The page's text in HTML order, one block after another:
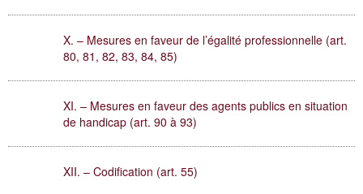
X. – Mesures en faveur de l’égalité professionnelle (art.
80, 81, 82, 83, 84, 85)
XI. – Mesures en faveur des agents publics en situation
de handicap (art. 90 à 93)
XII. – Codification (art. 55)